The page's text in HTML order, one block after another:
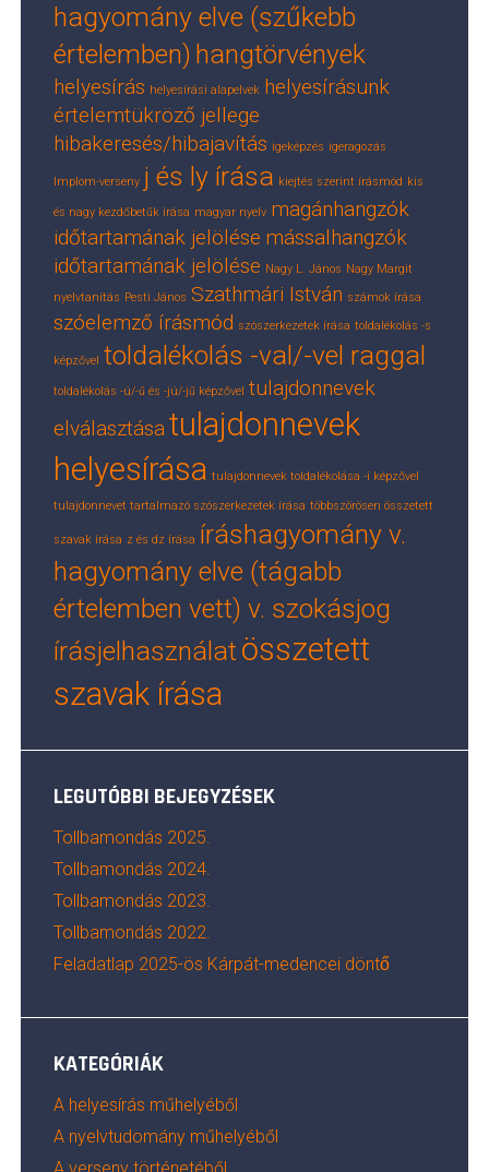
hagyomány elve (szűkebb
értelemben) hangtörvények
helyesírás helyesírási alapelvek helyesírásunk
értelemtükröző jellege
hibakeresés/hibajavítás igeképzés igeragozás
Implom-verseny j és ly írása kiejtés szerint írásmód kis
és nagy kezdőbetűk írása magyar nyelv magánhangzók
időtartamának jelölése mássalhangzók
időtartamának jelölése Nagy L. János Nagy Margit
nyelvtanítás Pesti János Szathmári István számok írása
szóelemző írásmód szószerkezetek írása toldalékolás -s
képzővel toldalékolás -val/-vel raggal
toldalékolás -ú/-ű és -jú/-jű képzővel tulajdonnevek
elválasztásatulajdonnevek
helyesírása tulajdonnevek toldalékolása -i képzővel
tulajdonnevet tartalmazó szószerkezetek írása többszörösen összetett
szavak írása z és dz írása íráshagyomány v.
hagyomány elve (tágabb
értelemben vett) v. szokásjog
írásjelhasználatösszetett
szavak írása
LEGUTÓBBI BEJEGYZÉSEK
Tollbamondás 2025.
Tollbamondás 2024.
Tollbamondás 2023.
Tollbamondás 2022.
Feladatlap 2025-ös Kárpát-medencei döntő
KATEGÓRIÁK
A helyesírás műhelyéből
A nyelvtudomány műhelyéből